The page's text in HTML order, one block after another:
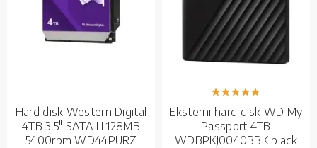
Hard disk Western Digital
4TB 3.5" SATA III 128MB
5400rpm WD44PURZ
Rejting:
100%
Eksterni hard disk WD My
Passport 4TB
WDBPKJ0040BBK black